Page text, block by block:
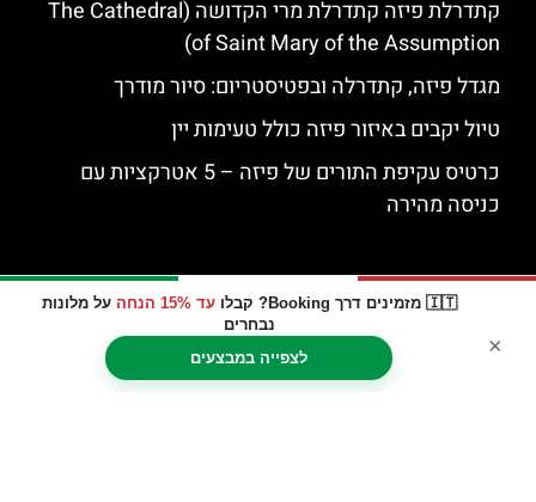
🇮🇹 מזמינים דרך Booking? קבלו עד 15% הנחה
על מלונות
נבחרים
לצפייה במבצעים
×
קתדרלת פיזה קתדרלת מרי הקדושה (The Cathedral
of Saint Mary of the Assumption)
מגדל פיזה, קתדרלה ובפטיסטריום: סיור מודרך
טיול יקבים באיזור פיזה כולל טעימות יין
כרטיס עקיפת התורים של פיזה – 5 אטרקציות עם
כניסה מהירה